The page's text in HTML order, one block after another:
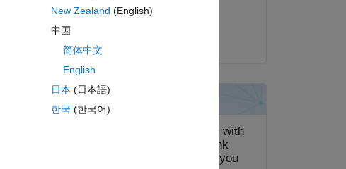
you
select
by one
回答済み:
New Zealand (English)
中国
简体中文
English
日本 (日本語)
한국 (한국어)